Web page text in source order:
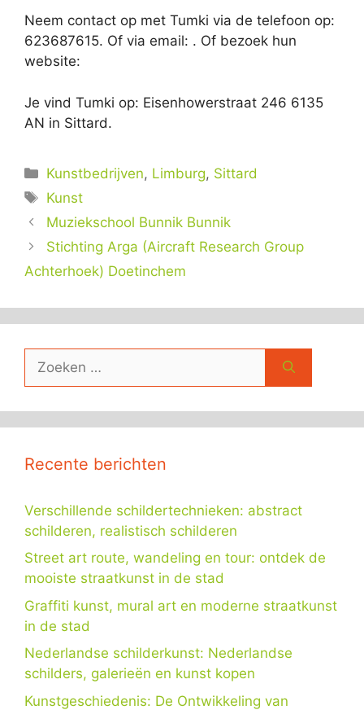
Neem contact op met Tumki via de telefoon op:
623687615. Of via email: . Of bezoek hun
website:
Je vind Tumki op: Eisenhowerstraat 246 6135
AN in Sittard.
Categorieën
Kunstbedrijven, Limburg, Sittard
Tags
Kunst
Muziekschool Bunnik Bunnik
Stichting Arga (Aircraft Research Group
Achterhoek) Doetinchem
naar:
Recente berichten
Verschillende schildertechnieken: abstract
schilderen, realistisch schilderen
Street art route, wandeling en tour: ontdek de
mooiste straatkunst in de stad
Graffiti kunst, mural art en moderne straatkunst
in de stad
Nederlandse schilderkunst: Nederlandse
schilders, galerieën en kunst kopen
Kunstgeschiedenis: De Ontwikkeling van